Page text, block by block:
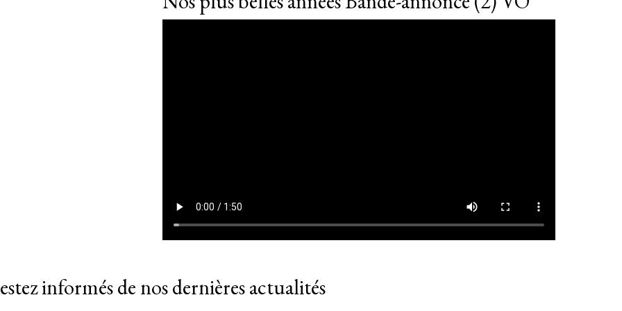
informés de nos dernières actualités